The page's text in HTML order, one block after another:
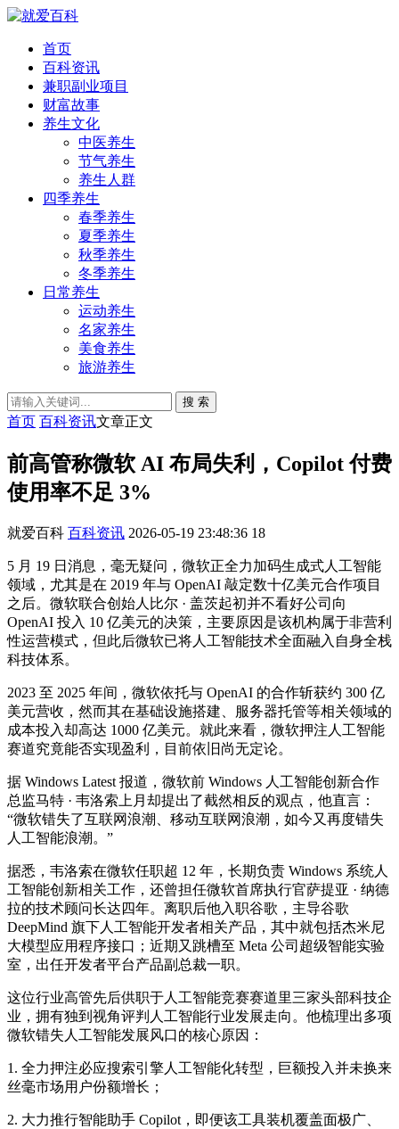
首页
百科资讯
兼职副业项目
财富故事
养生文化
中医养生
节气养生
养生人群
四季养生
春季养生
夏季养生
秋季养生
冬季养生
日常养生
运动养生
名家养生
美食养生
旅游养生
搜 索
首页 百科资讯文章正文
前高管称微软 AI 布局失利，Copilot 付费
使用率不足 3%
就爱百科 百科资讯 2026-05-19 23:48:36 18
5 月 19 日消息，毫无疑问，微软正全力加码生成式人工智能
领域，尤其是在 2019 年与 OpenAI 敲定数十亿美元合作项目
之后。微软联合创始人比尔 · 盖茨起初并不看好公司向
OpenAI 投入 10 亿美元的决策，主要原因是该机构属于非营利
性运营模式，但此后微软已将人工智能技术全面融入自身全栈
科技体系。
2023 至 2025 年间，微软依托与 OpenAI 的合作斩获约 300 亿
美元营收，然而其在基础设施搭建、服务器托管等相关领域的
成本投入却高达 1000 亿美元。就此来看，微软押注人工智能
赛道究竟能否实现盈利，目前依旧尚无定论。
据 Windows Latest 报道，微软前 Windows 人工智能创新合作
总监马特 · 韦洛索上月却提出了截然相反的观点，他直言：
“微软错失了互联网浪潮、移动互联网浪潮，如今又再度错失
人工智能浪潮。”
据悉，韦洛索在微软任职超 12 年，长期负责 Windows 系统人
工智能创新相关工作，还曾担任微软首席执行官萨提亚 · 纳德
拉的技术顾问长达四年。离职后他入职谷歌，主导谷歌
DeepMind 旗下人工智能开发者相关产品，其中就包括杰米尼
大模型应用程序接口；近期又跳槽至 Meta 公司超级智能实验
室，出任开发者平台产品副总裁一职。
这位行业高管先后供职于人工智能竞赛赛道里三家头部科技企
业，拥有独到视角评判人工智能行业发展走向。他梳理出多项
微软错失人工智能发展风口的核心原因：
1. 全力押注必应搜索引擎人工智能化转型，巨额投入并未换来
丝毫市场用户份额增长；
2. 大力推行智能助手 Copilot，即便该工具装机覆盖面极广、